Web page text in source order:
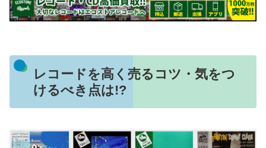
レコードを高く売るコツ・気をつ
けるべき点は!?